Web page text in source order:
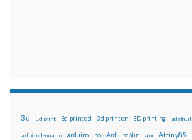
3d 3d print 3d printed 3d printer 3D printing adafruit
arduino leonardo arduino uno Arduino Yún arm Attiny85